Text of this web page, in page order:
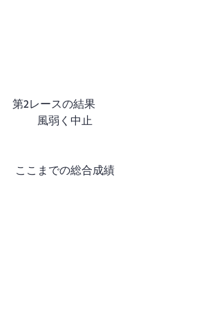
第2レースの結果
         風弱く中止
ここまでの総合成績